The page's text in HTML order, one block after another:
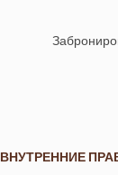
ВНУТРЕННИЕ